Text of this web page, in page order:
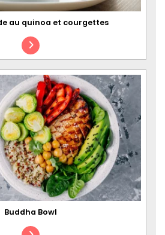
au quinoa et courgettes
Buddha Bowl